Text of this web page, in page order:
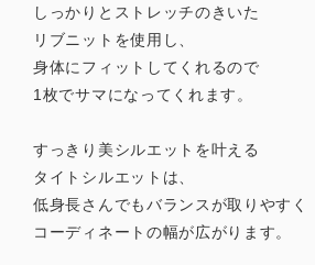
しっかりとストレッチのきいた
リブニットを使用し、
身体にフィットしてくれるので
1枚でサマになってくれます。
すっきり美シルエットを叶える
タイトシルエットは、
低身長さんでもバランスが取りやすく
コーディネートの幅が広がります。